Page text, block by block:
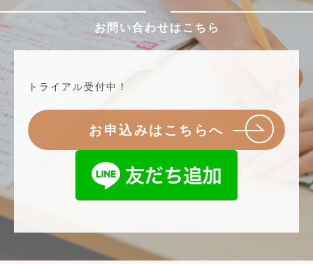
お問い合わせはこちら
トライアル受付中！
お申込みはこちらへ